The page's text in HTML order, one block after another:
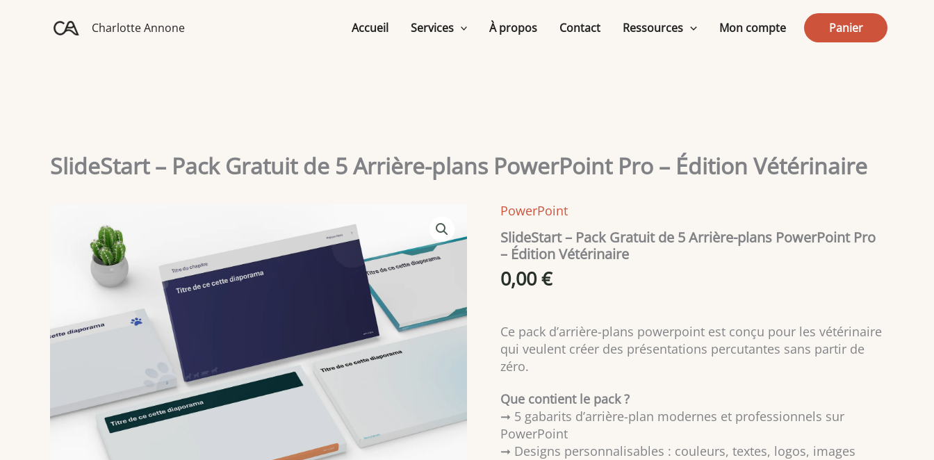
Charlotte Annone Accueil Services À propos Contact Ressources Mon compte Panier
SlideStart – Pack Gratuit de 5 Arrière-plans PowerPoint Pro – Édition Vétérinaire
PowerPoint
SlideStart – Pack Gratuit de 5 Arrière-plans PowerPoint Pro
– Édition Vétérinaire
0,00€
Ce pack d’arrière-plans powerpoint est conçu pour les vétérinaire
qui veulent créer des présentations percutantes sans partir de
zéro.
Que contient le pack ?
➞ 5 gabarits d’arrière-plan modernes et professionnels sur
PowerPoint
➞ Designs personnalisables : couleurs, textes, logos, images
plans